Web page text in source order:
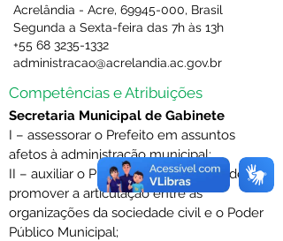
Acrelândia - Acre, 69945-000, Brasil
Segunda a Sexta-feira das 7h às 13h
+55 68 3235-1332
administracao@acrelandia.ac.gov.br
Competências e Atribuições
Secretaria Municipal de Gabinete
I – assessorar o Prefeito em assuntos
afetos à administração municipal;
II – auxiliar o Prefeito nas atividades de
promover a articulação entre as
organizações da sociedade civil e o Poder
Público Municipal;